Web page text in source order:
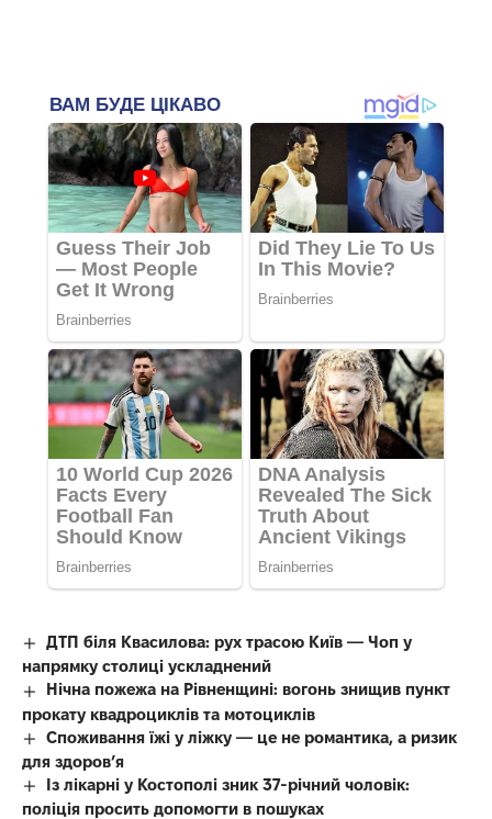
ДТП біля Квасилова: рух трасою Київ — Чоп у
напрямку столиці ускладнений
Нічна пожежа на Рівненщині: вогонь знищив пункт
прокату квадроциклів та мотоциклів
Споживання їжі у ліжку — це не романтика, а ризик
для здоров’я
Із лікарні у Костополі зник 37-річний чоловік:
поліція просить допомогти в пошуках